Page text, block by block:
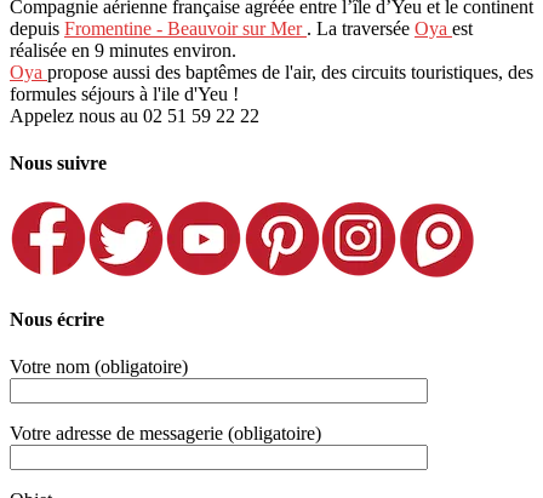
Compagnie aérienne française agréée entre l’île d’Yeu et le continent
depuis Fromentine - Beauvoir sur Mer . La traversée Oya est
réalisée en 9 minutes environ.
Oya propose aussi des baptêmes de l'air, des circuits touristiques, des
formules séjours à l'ile d'Yeu !
Appelez nous au 02 51 59 22 22
Nous suivre
Nous écrire
Votre nom (obligatoire)
Votre adresse de messagerie (obligatoire)